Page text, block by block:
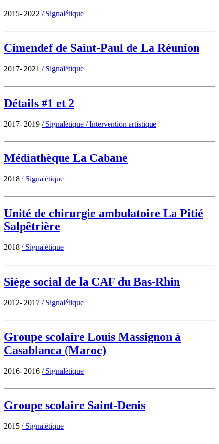
2015- 2022 / Signalétique
Cimendef de Saint-Paul de La Réunion
2017- 2021 / Signalétique
Détails #1 et 2
2017- 2019 / Signalétique /Intervention artistique
Médiathèque La Cabane
2018 / Signalétique
Unité de chirurgie ambulatoire La Pitié
Salpêtrière
2018 / Signalétique
Siège social de la CAF du Bas-Rhin
2012- 2017 / Signalétique
Groupe scolaire Louis Massignon à
Casablanca (Maroc)
2016- 2016 / Signalétique
Groupe scolaire Saint-Denis
2015 / Signalétique